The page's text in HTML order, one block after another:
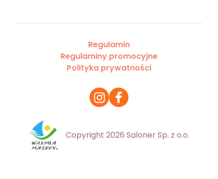
Regulamin
Regulaminy promocyjne
Polityka prywatności
Copyright 2026 Saloner Sp. z o.o.